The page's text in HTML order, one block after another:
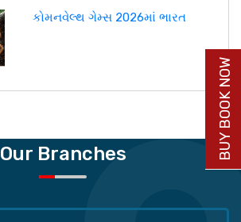
કોમનવેલ્થ ગેમ્સ 2026માં ભારત
Our Branches BUY BOOK NOW